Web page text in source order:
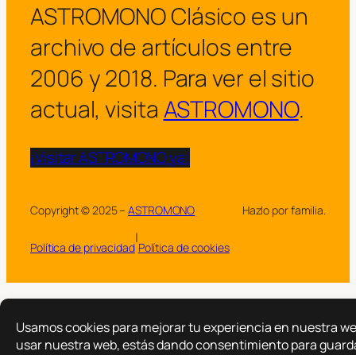
ASTROMONO Clásico es un
archivo de artículos entre
2006 y 2018. Para ver el sitio
actual, visita ASTROMONO.
¡Visitar ASTROMONO ya!
Copyright © 2025 –ASTROMONO Hazlo por familia.
Política de privacidad
|
Política de cookies